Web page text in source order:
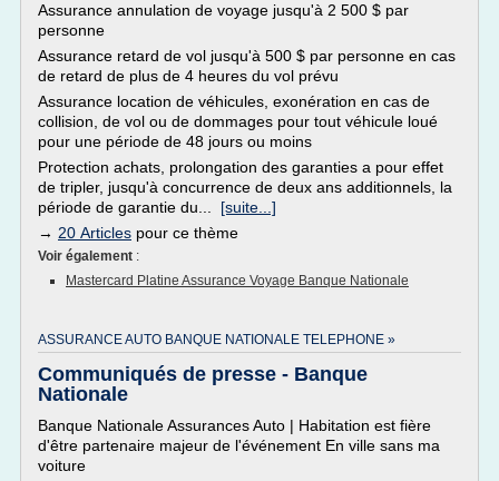
Assurance annulation de voyage jusqu'à 2 500 $ par
personne
Assurance retard de vol jusqu'à 500 $ par personne en cas
de retard de plus de 4 heures du vol prévu
Assurance location de véhicules, exonération en cas de
collision, de vol ou de dommages pour tout véhicule loué
pour une période de 48 jours ou moins
Protection achats, prolongation des garanties a pour effet
de tripler, jusqu'à concurrence de deux ans additionnels, la
période de garantie du... [suite...]
→ 20 Articles pour ce thème
Voir également :
Mastercard Platine Assurance Voyage Banque Nationale
ASSURANCE AUTO BANQUE NATIONALE TELEPHONE »
Communiqués de presse - Banque
Nationale
Banque Nationale Assurances Auto | Habitation est fière
d'être partenaire majeur de l'événement En ville sans ma
voiture